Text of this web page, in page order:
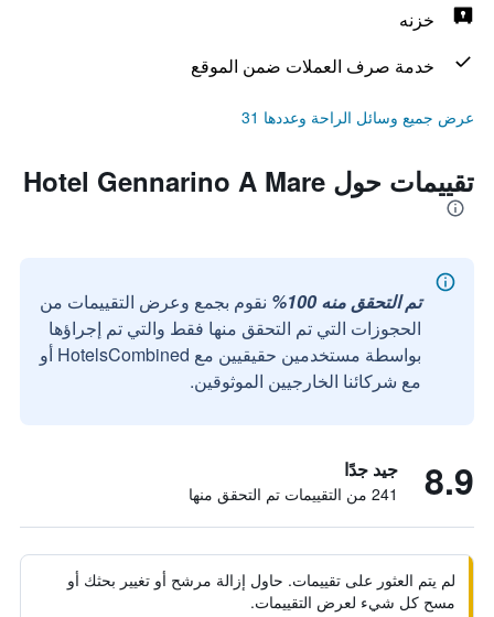
خزنه
خدمة صرف العملات ضمن الموقع
عرض جميع وسائل الراحة وعددها 31
تقييمات حول Hotel Gennarino A Mare
تم التحقق منه 100%
نقوم بجمع وعرض التقييمات من
الحجوزات التي تم التحقق منها فقط والتي تم إجراؤها
بواسطة مستخدمين حقيقيين مع HotelsCombined أو
مع شركائنا الخارجيين الموثوقين.
8.9 جيد جدًا
241 من التقييمات تم التحقق منها
لم يتم العثور على تقييمات. حاول إزالة مرشح أو تغيير بحثك أو
مسح كل شيء لعرض التقييمات.